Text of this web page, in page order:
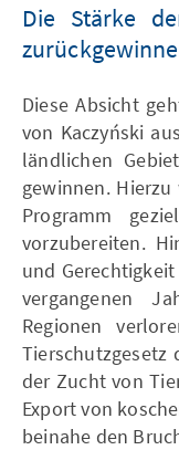
Die Stärke
Diese Absicht
von Kaczyński
ländlichen
gewinnen.
Programm
vorzubereiten.
und
vergangenen
Regionen
Tierschutzgesetz
der Zucht von
Export von
beinahe den